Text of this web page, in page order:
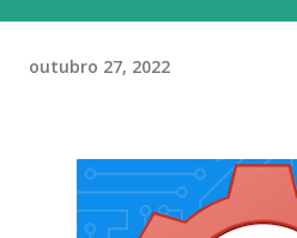
outubro 27, 2022